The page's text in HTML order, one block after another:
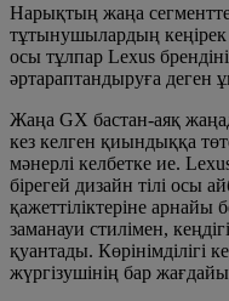
Нарықтың жаңа
тұтынушылардың
осы тұлпар Lexus
әртараптандыруға деген
Жаңа GX бастан-аяқ
кез келген қиындыққа
мәнерлі келбетке ие.
бірегей дизайн тілі осы
қажеттіліктеріне
заманауи стилімен,
қуантады. Көрінімділігі
жүргізушінің бар